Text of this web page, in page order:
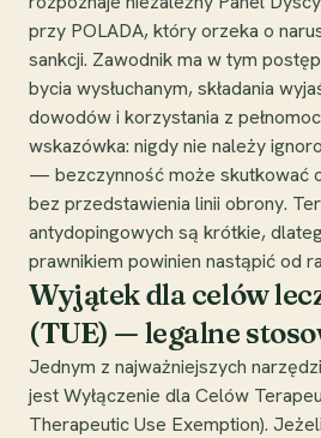
przy POLADA, który orzeka o
sankcji. Zawodnik ma w tym
bycia wysłuchanym, składania
dowodów i korzystania z
wskazówka: nigdy nie należy
— bezczynność może skutkować
bez przedstawienia linii obrony.
antydopingowych są krótkie,
prawnikiem powinien nastąpić od
Wyjątek dla celów
(TUE) — legalne
Jednym z najważniejszych
jest Wyłączenie dla Celów
Therapeutic Use Exemption).